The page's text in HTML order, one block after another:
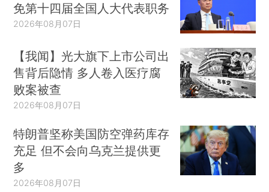
免第十四届全国人大代表职务
2026年08月07日
【我闻】光大旗下上市公司出
售背后隐情 多人卷入医疗腐
败案被查
2026年08月07日
特朗普坚称美国防空弹药库存
充足 但不会向乌克兰提供更
多
2026年08月07日